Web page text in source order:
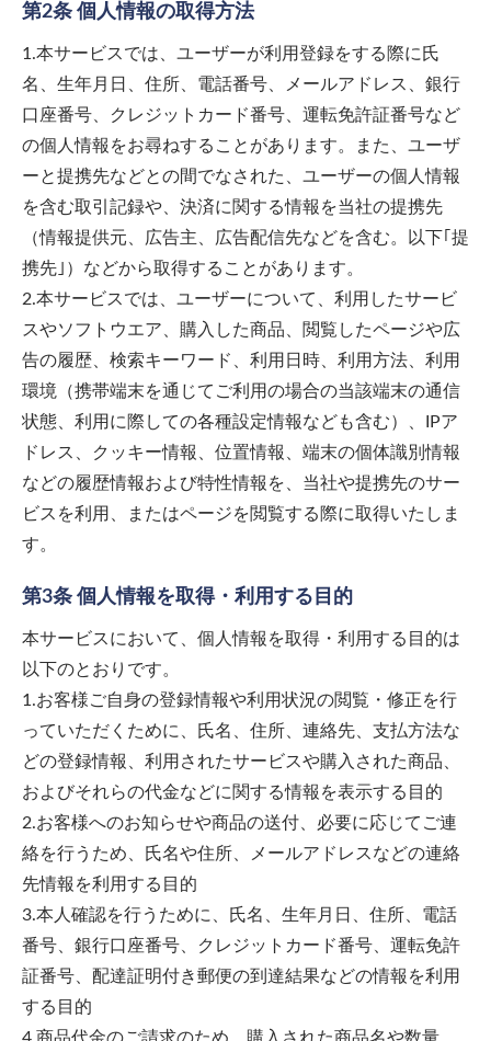
第2条 個人情報の取得方法
1.本サービスでは、ユーザーが利用登録をする際に氏
名、生年月日、住所、電話番号、メールアドレス、銀行
口座番号、クレジットカード番号、運転免許証番号など
の個人情報をお尋ねすることがあります。また、ユーザ
ーと提携先などとの間でなされた、ユーザーの個人情報
を含む取引記録や、決済に関する情報を当社の提携先
（情報提供元、広告主、広告配信先などを含む。以下｢提
携先｣）などから取得することがあります。
2.本サービスでは、ユーザーについて、利用したサービ
スやソフトウエア、購入した商品、閲覧したページや広
告の履歴、検索キーワード、利用日時、利用方法、利用
環境（携帯端末を通じてご利用の場合の当該端末の通信
状態、利用に際しての各種設定情報なども含む）、IPア
ドレス、クッキー情報、位置情報、端末の個体識別情報
などの履歴情報および特性情報を、当社や提携先のサー
ビスを利用、またはページを閲覧する際に取得いたしま
す。
第3条 個人情報を取得・利用する目的
本サービスにおいて、個人情報を取得・利用する目的は
以下のとおりです。
1.お客様ご自身の登録情報や利用状況の閲覧・修正を行
っていただくために、氏名、住所、連絡先、支払方法な
どの登録情報、利用されたサービスや購入された商品、
およびそれらの代金などに関する情報を表示する目的
2.お客様へのお知らせや商品の送付、必要に応じてご連
絡を行うため、氏名や住所、メールアドレスなどの連絡
先情報を利用する目的
3.本人確認を行うために、氏名、生年月日、住所、電話
番号、銀行口座番号、クレジットカード番号、運転免許
証番号、配達証明付き郵便の到達結果などの情報を利用
する目的